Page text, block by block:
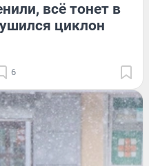
всё тонет в
циклон
6